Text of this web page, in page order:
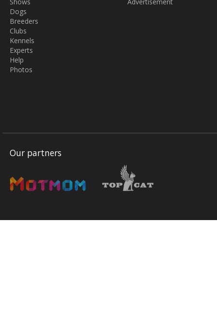
Dogs
Breeders
Clubs
Kennels
Experts
Help
Photos
Our partners